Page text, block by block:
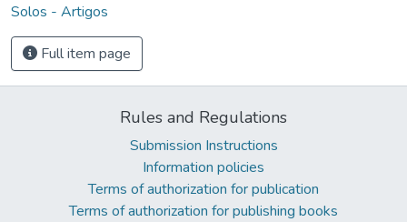
Solos - Artigos
Full item page
Rules and Regulations
Submission Instructions
Information policies
Terms of authorization for publication
Terms of authorization for publishing books